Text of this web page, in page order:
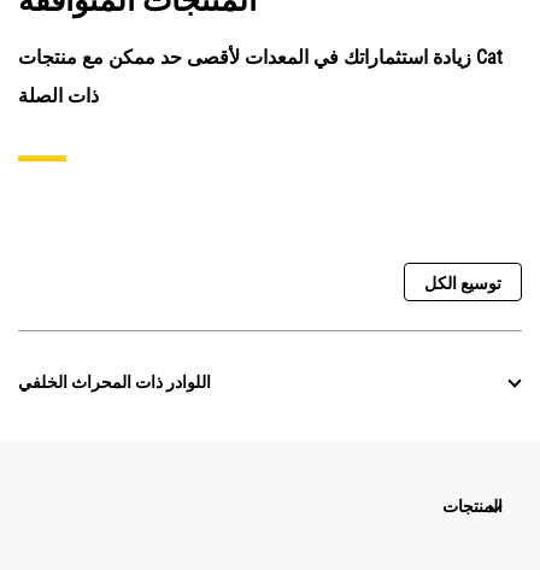
زيادة استثماراتك في المعدات لأقصى حد ممكن مع منتجات Cat
ذات الصلة
توسيع الكل
اللوادر ذات المحراث الخلفي
المنتجات